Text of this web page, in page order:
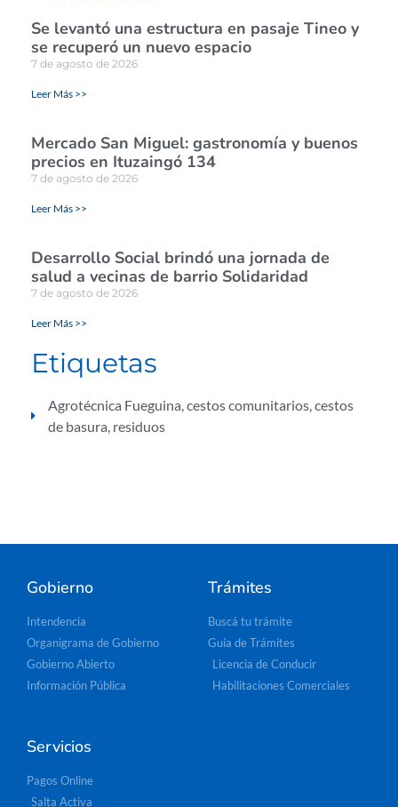
Se levantó una estructura en pasaje Tineo y
se recuperó un nuevo espacio
7 de agosto de 2026
Leer Más >>
Mercado San Miguel: gastronomía y buenos
precios en Ituzaingó 134
7 de agosto de 2026
Leer Más >>
Desarrollo Social brindó una jornada de
salud a vecinas de barrio Solidaridad
7 de agosto de 2026
Leer Más >>
Etiquetas
Agrotécnica Fueguina,cestos comunitarios,cestos
de basura, residuos
Gobierno
Intendencia
Organigrama de Gobierno
Gobierno Abierto
Información Pública
Trámites
Buscá tu trámite
Guía de Trámites
Licencia de Conducir
Habilitaciones Comerciales
Servicios
Pagos Online
Salta Activa